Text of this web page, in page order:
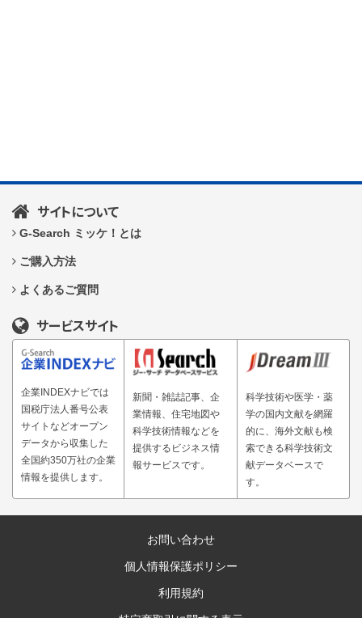
サイトについて
G-Search ミッケ！とは
ご購入方法
よくあるご質問
サービスサイト
企業INDEXナビでは
国税庁法人番号公表
サイトなどオープン
データから収集した
全国約350万社の企業
情報を提供します。
新聞・雑誌記事、企
業情報、住宅地図や
科学技術情報などを
提供するビジネス情
報サービスです。
科学技術や医学・薬
学の国内文献を網羅
的に、海外文献も検
索できる科学技術文
献データベースで
す。
お問い合わせ
個人情報保護ポリシー
利用規約